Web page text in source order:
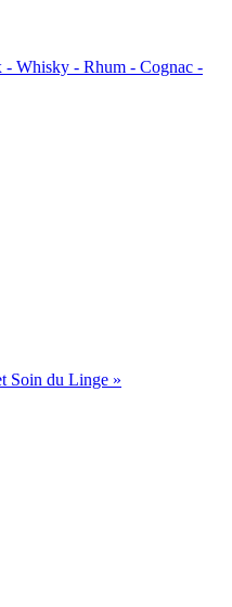
- Whisky - Rhum - Cognac -
Soin du Linge »